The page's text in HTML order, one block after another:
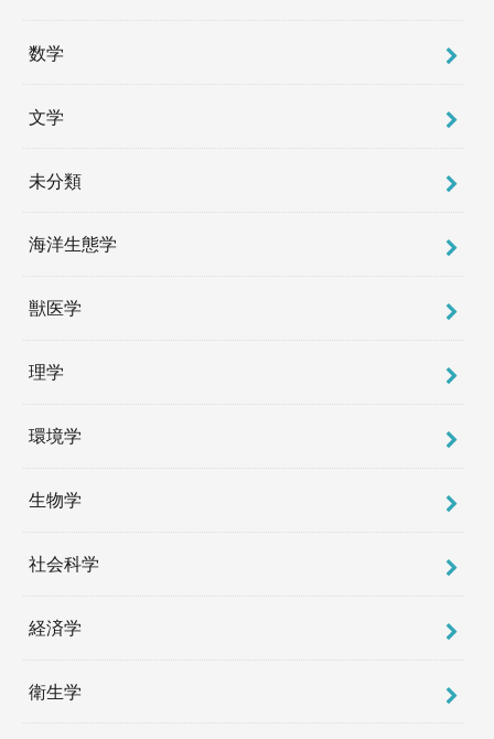
数学
文学
未分類
海洋生態学
獣医学
理学
環境学
生物学
社会科学
経済学
衛生学